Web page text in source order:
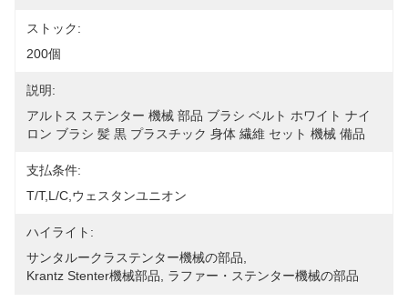
ストック:
200個
説明:
アルトス ステンター 機械 部品 ブラシ ベルト ホワイト ナイ
ロン ブラシ 髪 黒 プラスチック 身体 繊維 セット 機械 備品
支払条件:
T/T,L/C,ウェスタンユニオン
ハイライト:
サンタルークラステンター機械の部品
Krantz Stenter機械部品
ラファー・ステンター機械の部品